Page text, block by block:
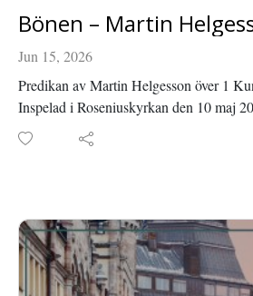
Bönen – Martin
Jun 15, 2026
Predikan av Martin Helgesson över 1
Inspelad i Roseniuskyrkan den 10 maj
Läs mer om Roseniuskyrkan på
facebook.com/roseniuskyrkan.